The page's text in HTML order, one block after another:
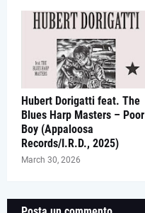
Hubert Dorigatti feat. The
Blues Harp Masters – Poor
Boy (Appaloosa
Records/I.R.D., 2025)
March 30, 2026